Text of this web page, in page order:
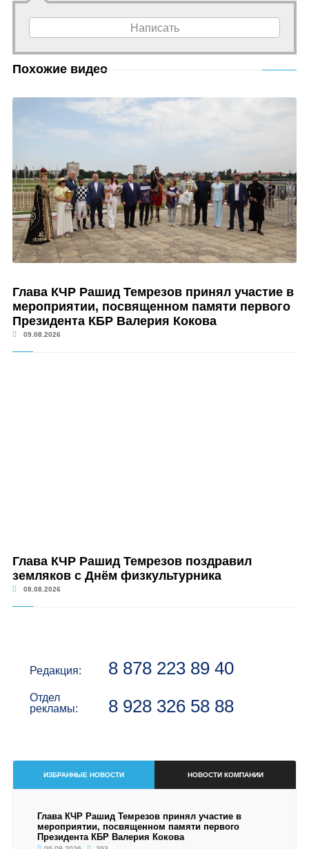
Написать
Похожие видео
Глава КЧР Рашид Темрезов принял участие в
мероприятии, посвященном памяти первого
Президента КБР Валерия Кокова
09.08.2026
Глава КЧР Рашид Темрезов поздравил
земляков с Днём физкультурника
08.08.2026
Редакция: 8 878 223 89 40
Отдел
рекламы:
8 928 326 58 88
ИЗБРАННЫЕ НОВОСТИ НОВОСТИ КОМПАНИИ
Глава КЧР Рашид Темрезов принял участие в
мероприятии, посвященном памяти первого
Президента КБР Валерия Кокова